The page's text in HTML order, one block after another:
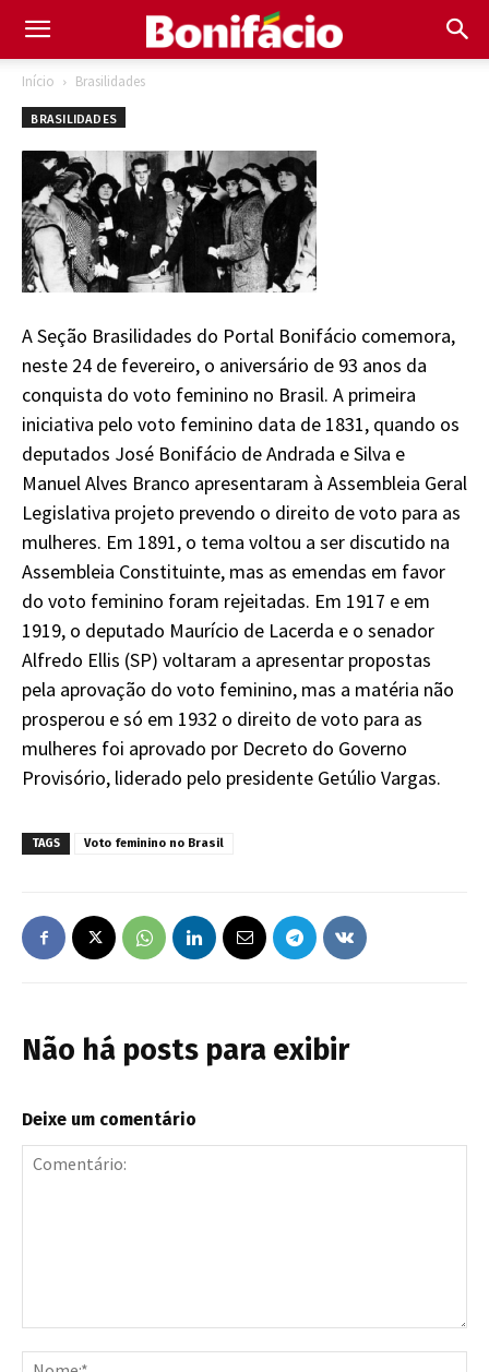
Início Brasilidades
BRASILIDADES
A Seção Brasilidades do Portal Bonifácio comemora,
neste 24 de fevereiro, o aniversário de 93 anos da
conquista do voto feminino no Brasil. A primeira
iniciativa pelo voto feminino data de 1831, quando os
deputados José Bonifácio de Andrada e Silva e
Manuel Alves Branco apresentaram à Assembleia Geral
Legislativa projeto prevendo o direito de voto para as
mulheres. Em 1891, o tema voltou a ser discutido na
Assembleia Constituinte, mas as emendas em favor
do voto feminino foram rejeitadas. Em 1917 e em
1919, o deputado Maurício de Lacerda e o senador
Alfredo Ellis (SP) voltaram a apresentar propostas
pela aprovação do voto feminino, mas a matéria não
prosperou e só em 1932 o direito de voto para as
mulheres foi aprovado por Decreto do Governo
Provisório, liderado pelo presidente Getúlio Vargas.
TAGS Voto feminino no Brasil
Não há posts para exibir
Deixe um comentário